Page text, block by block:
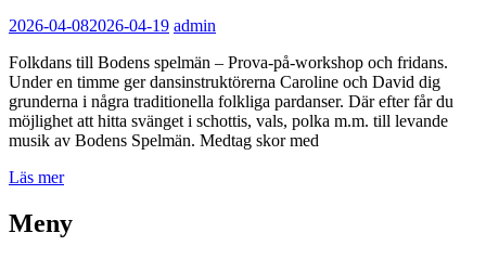
2026-04-082026-04-19 admin
Folkdans till Bodens spelmän – Prova-på-workshop och fridans.
Under en timme ger dansinstruktörerna Caroline och David dig
grunderna i några traditionella folkliga pardanser. Där efter får du
möjlighet att hitta svänget i schottis, vals, polka m.m. till levande
musik av Bodens Spelmän. Medtag skor med
Läs merWorkshop
Bodens
Meny